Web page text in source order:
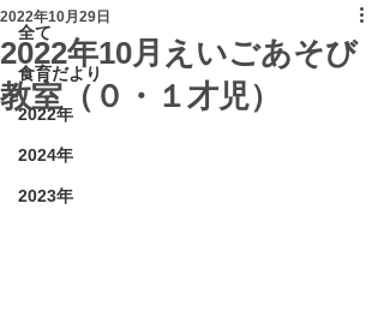
全て
食育だより
2022年
2024年
2023年
2022年10月えいごあそび
教室（０・１才児）
2022年10月29日